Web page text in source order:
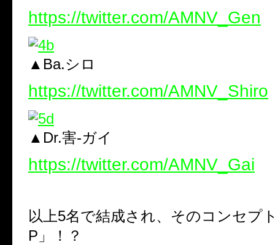
https://twitter.com/AMNV_Gen
▲Ba.シロ
https://twitter.com/AMNV_Shiro
▲Dr.害-ガイ
https://twitter.com/AMNV_Gai
以上5名で結成され、そのコンセプ
P」！？